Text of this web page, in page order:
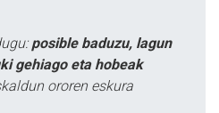
posible baduzu, lagun
gehiago eta hobeak
ororen eskura